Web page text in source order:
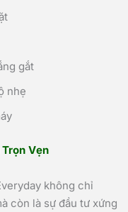
gắt
nhẹ
Vẹn
không chỉ
còn là sự đầu tư xứng